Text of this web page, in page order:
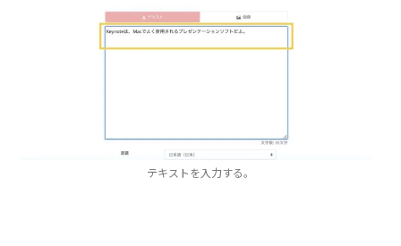
テキストを入力する。